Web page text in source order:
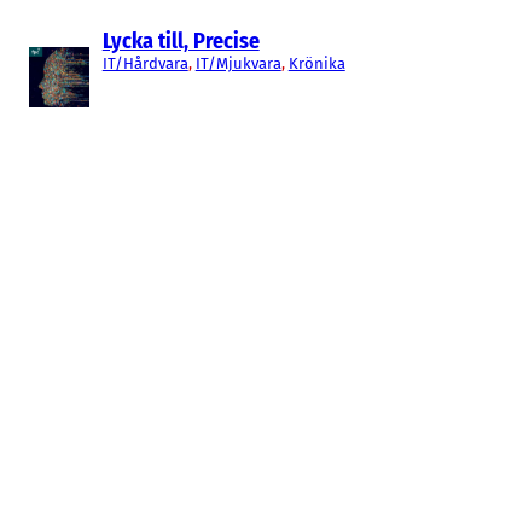
Lycka till, Precise
IT/Hårdvara, IT/Mjukvara, Krönika